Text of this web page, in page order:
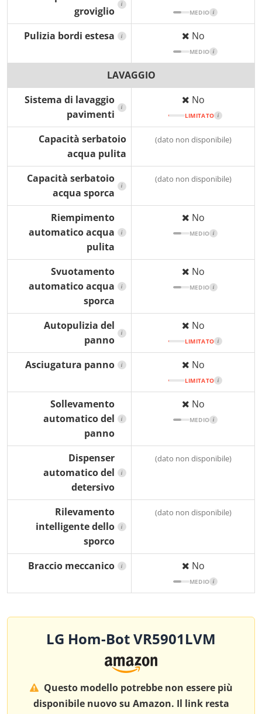
groviglio
i
MEDIO i
Pulizia bordi estesa i No
MEDIO i
LAVAGGIO
Sistema di lavaggio
pavimenti
i
No
LIMITATO i
Capacità serbatoio
acqua pulita
(dato non disponibile)
Capacità serbatoio
acqua sporca
i
(dato non disponibile)
Riempimento
automatico acqua
pulita
i
No
MEDIO i
Svuotamento
automatico acqua
sporca
i
No
MEDIO i
Autopulizia del
panno
i
No
LIMITATO i
Asciugatura panno i No
LIMITATO i
Sollevamento
automatico del
panno
i
No
MEDIO i
Dispenser
automatico del
detersivo
i
(dato non disponibile)
Rilevamento
intelligente dello
sporco
i
(dato non disponibile)
Braccio meccanico i No
MEDIO i
LG Hom-Bot VR5901LVM
Questo modello potrebbe non essere più
disponibile nuovo su Amazon. Il link resta